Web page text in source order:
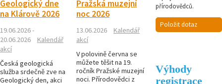
Geologický dne
na Klárově 2026
19.06.2026 -
20.06.2026
Kalendář
akcí
Česká geologická
služba srdečně zve na
Geologický den, akci
Pražská muzejní
noc 2026
13.06.2026
Kalendář
akcí
V polovině června se
můžete těšit na 19.
ročník Pražské muzejní
noci. Přírodovědci z
přírodovědců.
Položit dotaz
Výhody
registrace